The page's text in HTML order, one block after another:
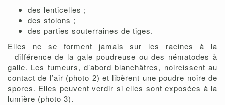
des lenticelles ;
des stolons ;
des parties souterraines de tiges.
Elles ne se forment jamais sur les racines à la
différence de la gale poudreuse ou des nématodes à
galle. Les tumeurs, d’abord blanchâtres, noircissent au
contact de l’air (photo 2) et libèrent une poudre noire de
spores. Elles peuvent verdir si elles sont exposées à la
lumière (photo 3).